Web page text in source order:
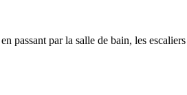
passant par la salle de bain, les